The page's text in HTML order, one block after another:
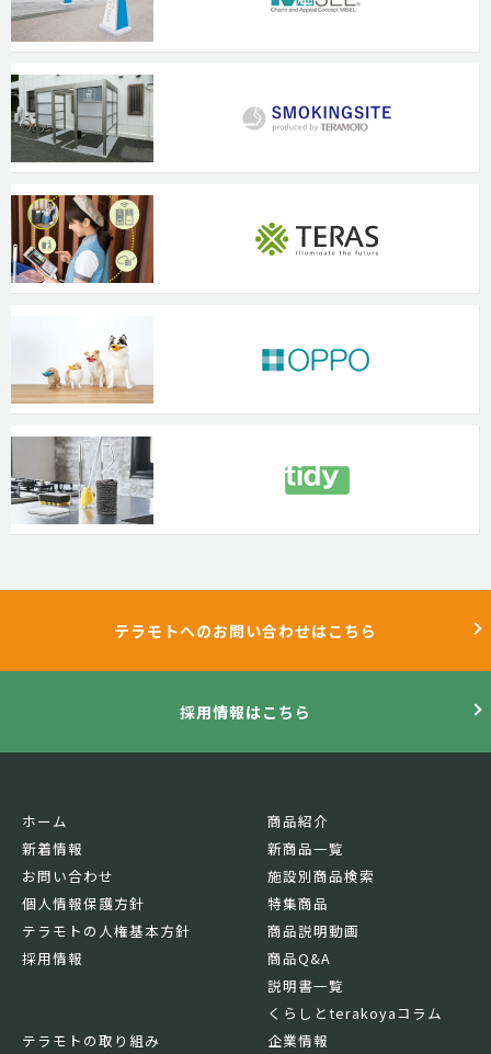
テラモトへのお問い合わせはこちら
採用情報はこちら
ホーム
新着情報
お問い合わせ
個人情報保護方針
テラモトの人権基本方針
採用情報
商品紹介
新商品一覧
施設別商品検索
特集商品
商品説明動画
商品Q&A
説明書一覧
くらしとterakoyaコラム
テラモトの取り組み
企業情報